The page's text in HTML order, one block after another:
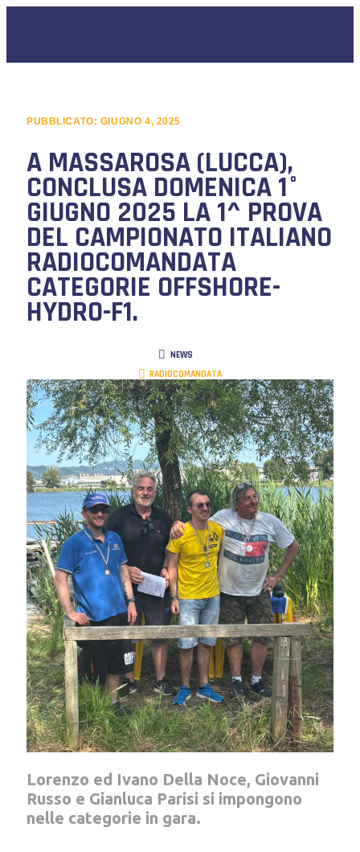
PUBBLICATO: GIUGNO 4, 2025
A MASSAROSA (LUCCA),
CONCLUSA DOMENICA 1°
GIUGNO 2025 LA 1^ PROVA
DEL CAMPIONATO ITALIANO
RADIOCOMANDATA
CATEGORIE OFFSHORE-
HYDRO-F1.
NEWS
RADIOCOMANDATA
Lorenzo ed Ivano Della Noce, Giovanni
Russo e Gianluca Parisi si impongono
nelle categorie in gara.